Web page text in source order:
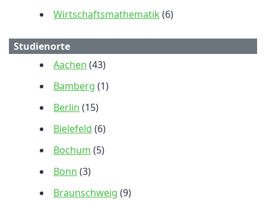
Wirtschaftsmathematik (6)
Studienorte
Aachen (43)
Bamberg (1)
Berlin (15)
Bielefeld (6)
Bochum (5)
Bonn (3)
Braunschweig (9)